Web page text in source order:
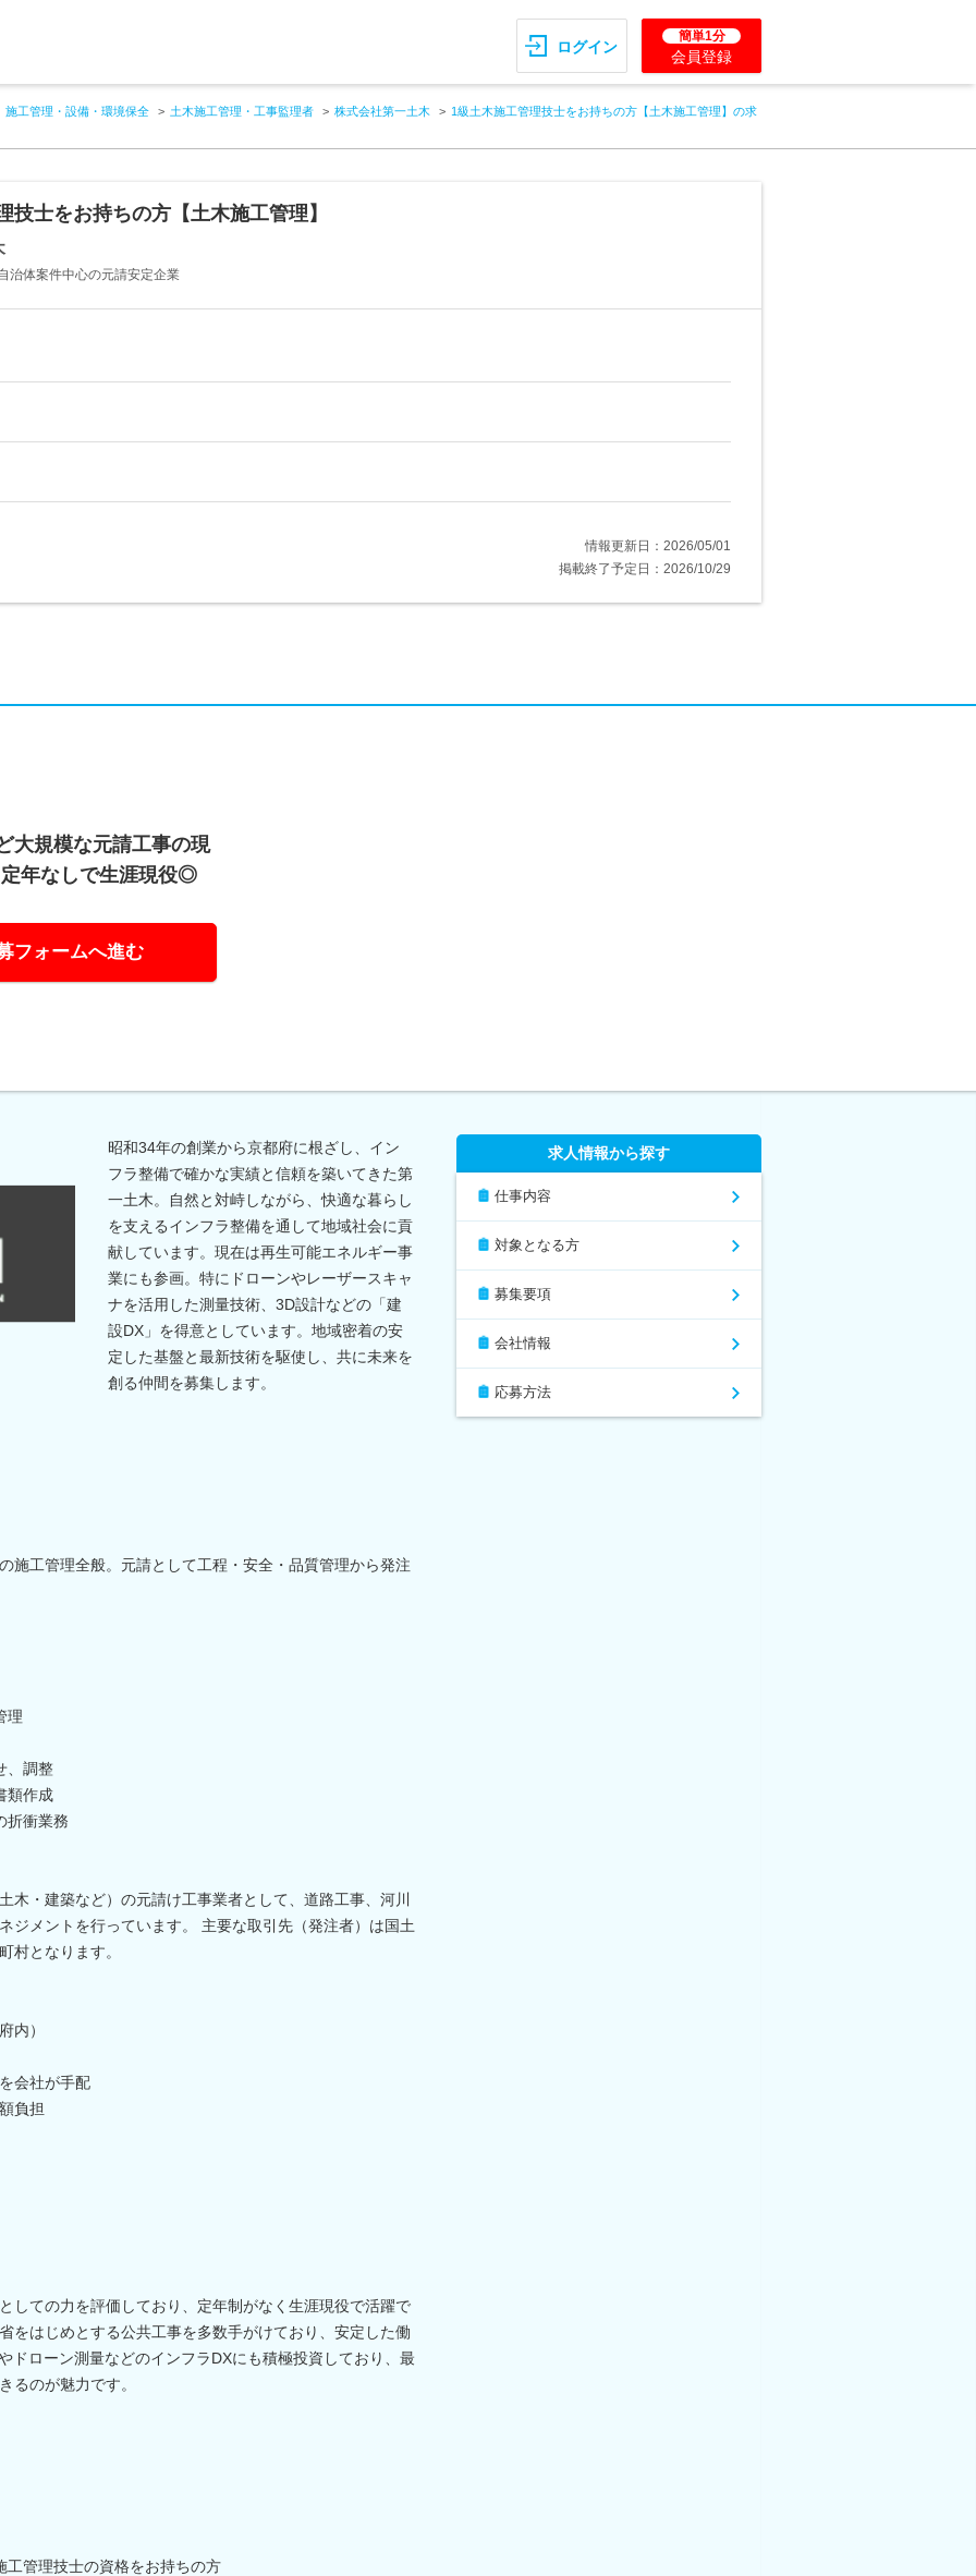
ログイン
簡単1分
会員登録
施工管理・設備・環境保全 土木施工管理・工事監理者 株式会社第一土木 1級土木施工管理技士をお持ちの方【土木施工管理】の求
技士をお持ちの方【土木施工管理】
治体案件中心の元請安定企業
情報更新日：2026/05/01
掲載終了予定日：2026/10/29
大規模な元請工事の現
年なしで生涯現役◎
フォームへ進む
昭和34年の創業から京都府に根ざし、イン
フラ整備で確かな実績と信頼を築いてきた第
一土木。自然と対峙しながら、快適な暮らし
を支えるインフラ整備を通して地域社会に貢
献しています。現在は再生可能エネルギー事
業にも参画。特にドローンやレーザースキャ
ナを活用した測量技術、3D設計などの「建
設DX」を得意としています。地域密着の安
定した基盤と最新技術を駆使し、共に未来を
創る仲間を募集します。
施工管理全般。元請として工程・安全・品質管理から発注
理
、調整
類作成
折衝業務
木・建築など）の元請け工事業者として、道路工事、河川
ジメントを行っています。 主要な取引先（発注者）は国土
村となります。
内）
会社が手配
負担
しての力を評価しており、定年制がなく生涯現役で活躍で
をはじめとする公共工事を多数手がけており、安定した働
ドローン測量などのインフラDXにも積極投資しており、最
るのが魅力です。
管理技士の資格をお持ちの方
求人情報から探す
仕事内容
対象となる方
募集要項
会社情報
応募方法